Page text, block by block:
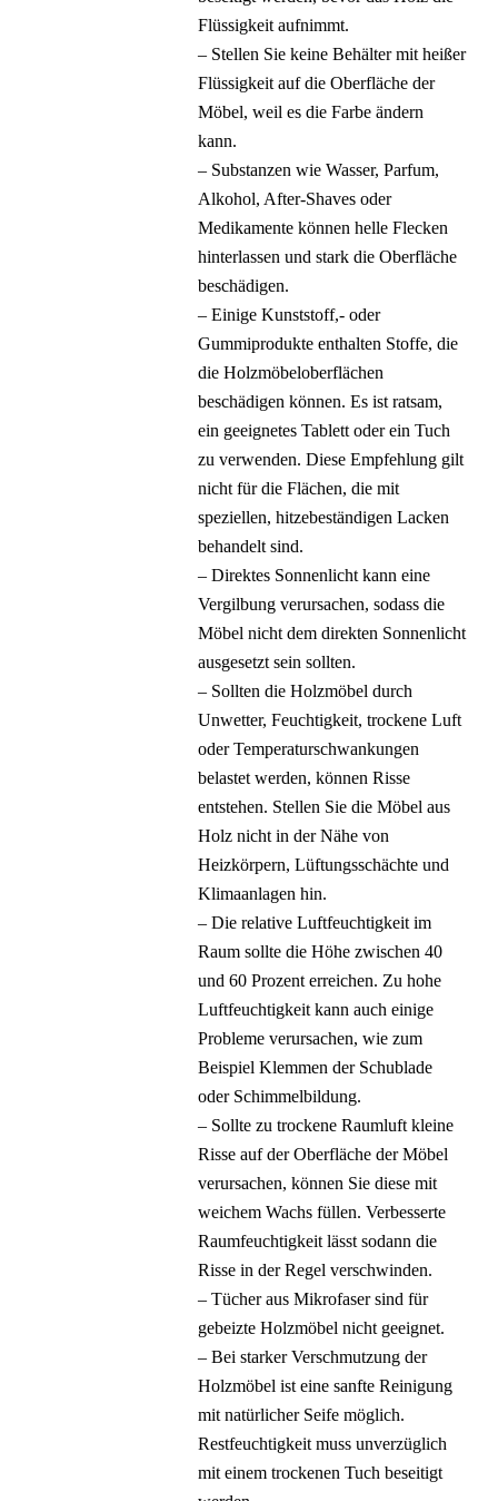
Flüssigkeit aufnimmt.
– Stellen Sie keine Behälter mit heißer
Flüssigkeit auf die Oberfläche der
Möbel, weil es die Farbe ändern
kann.
– Substanzen wie Wasser, Parfum,
Alkohol, After-Shaves oder
Medikamente können helle Flecken
hinterlassen und stark die Oberfläche
beschädigen.
– Einige Kunststoff,- oder
Gummiprodukte enthalten Stoffe, die
die Holzmöbeloberflächen
beschädigen können. Es ist ratsam,
ein geeignetes Tablett oder ein Tuch
zu verwenden. Diese Empfehlung gilt
nicht für die Flächen, die mit
speziellen, hitzebeständigen Lacken
behandelt sind.
– Direktes Sonnenlicht kann eine
Vergilbung verursachen, sodass die
Möbel nicht dem direkten Sonnenlicht
ausgesetzt sein sollten.
– Sollten die Holzmöbel durch
Unwetter, Feuchtigkeit, trockene Luft
oder Temperaturschwankungen
belastet werden, können Risse
entstehen. Stellen Sie die Möbel aus
Holz nicht in der Nähe von
Heizkörpern, Lüftungsschächte und
Klimaanlagen hin.
– Die relative Luftfeuchtigkeit im
Raum sollte die Höhe zwischen 40
und 60 Prozent erreichen. Zu hohe
Luftfeuchtigkeit kann auch einige
Probleme verursachen, wie zum
Beispiel Klemmen der Schublade
oder Schimmelbildung.
– Sollte zu trockene Raumluft kleine
Risse auf der Oberfläche der Möbel
verursachen, können Sie diese mit
weichem Wachs füllen. Verbesserte
Raumfeuchtigkeit lässt sodann die
Risse in der Regel verschwinden.
– Tücher aus Mikrofaser sind für
gebeizte Holzmöbel nicht geeignet.
– Bei starker Verschmutzung der
Holzmöbel ist eine sanfte Reinigung
mit natürlicher Seife möglich.
Restfeuchtigkeit muss unverzüglich
mit einem trockenen Tuch beseitigt